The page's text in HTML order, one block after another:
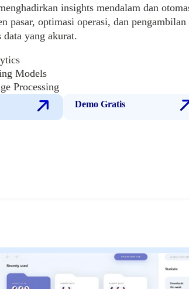
insights mendalam dan
pasar, optimasi operasi, dan pengambilan
data yang akurat.
Models
Processing
Demo Gratis